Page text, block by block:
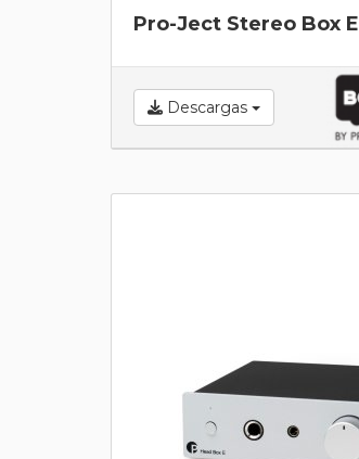
Pro-Ject Stereo Box E
Descargas